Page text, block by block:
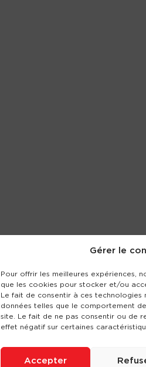
Gérer le
Pour offrir les meilleures expériences,
que les cookies pour stocker et/ou
Le fait de consentir à ces
données telles que le comportement
site. Le fait de ne pas consentir ou de
effet négatif sur certaines
Accepter